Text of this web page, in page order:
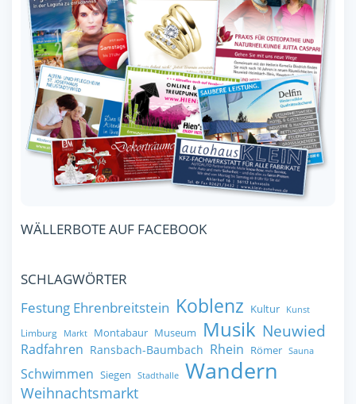
WÄLLERBOTE AUF FACEBOOK
SCHLAGWÖRTER
Festung Ehrenbreitstein Koblenz Kultur Kunst
Limburg Markt Montabaur Museum Musik Neuwied
Radfahren Ransbach-Baumbach Rhein Römer Sauna
Schwimmen Siegen Stadthalle Wandern
Weihnachtsmarkt